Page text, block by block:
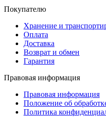
Покупателю
Хранение и
Оплата
Доставка
Возврат и обмен
Гарантия
Правовая информация
Правовая информация
Положение об
Политика